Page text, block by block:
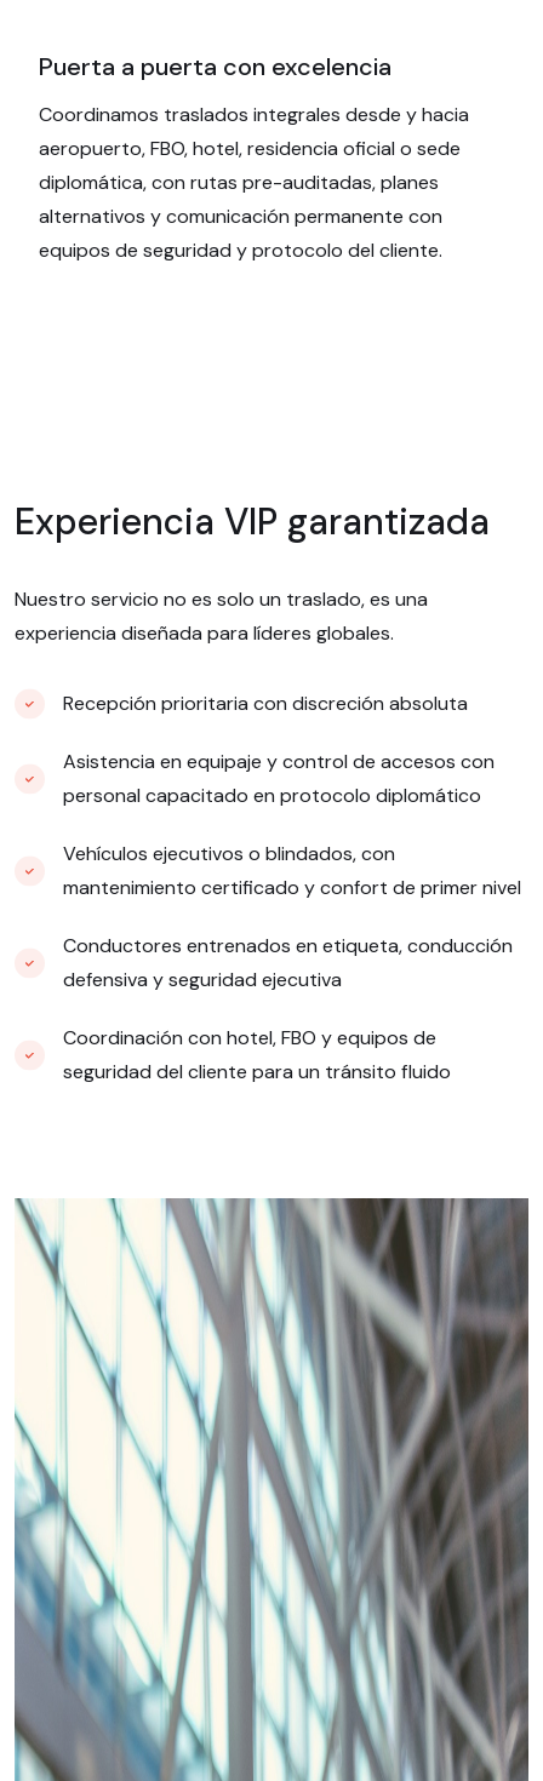
Puerta a puerta con excelencia
Coordinamos traslados integrales desde y hacia
aeropuerto, FBO, hotel, residencia oficial o sede
diplomática, con rutas pre-auditadas, planes
alternativos y comunicación permanente con
equipos de seguridad y protocolo del cliente.
Experiencia VIP garantizada
Nuestro servicio no es solo un traslado, es una
experiencia diseñada para líderes globales.
Recepción prioritaria con discreción absoluta
Asistencia en equipaje y control de accesos con
personal capacitado en protocolo diplomático
Vehículos ejecutivos o blindados, con
mantenimiento certificado y confort de primer nivel
Conductores entrenados en etiqueta, conducción
defensiva y seguridad ejecutiva
Coordinación con hotel, FBO y equipos de
seguridad del cliente para un tránsito fluido